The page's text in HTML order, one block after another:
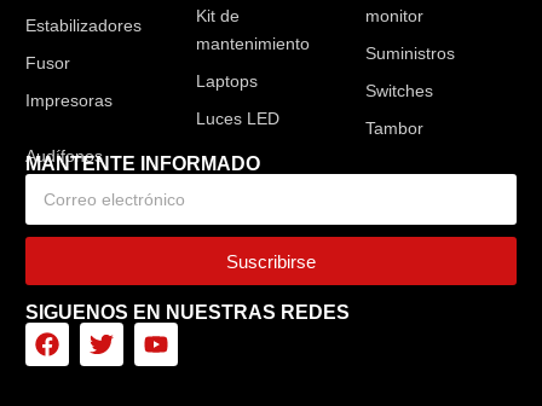
Estabilizadores
Fusor
Impresoras
Kit de
mantenimiento
Laptops
Luces LED
monitor
Suministros
Switches
Tambor
MANTENTE INFORMADO
Suscribirse
SIGUENOS EN NUESTRAS REDES